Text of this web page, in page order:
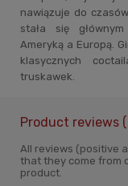
nawiązuje do
stała się
Ameryką a Europą.
klasycznych
truskawek.
Product reviews
All reviews (positive
that they come from
product.